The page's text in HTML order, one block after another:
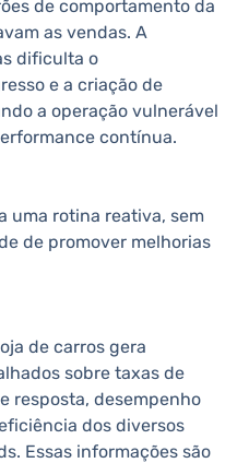
de comportamento da
as vendas. A
dificulta o
e a criação de
a operação vulnerável
contínua.
uma rotina reativa, sem
de promover melhorias
de carros gera
sobre taxas de
resposta, desempenho
dos diversos
Essas informações são